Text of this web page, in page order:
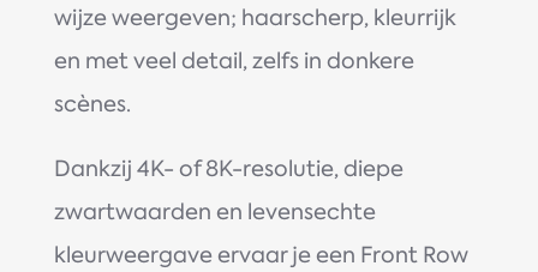
wijze weergeven; haarscherp, kleurrijk
en met veel detail, zelfs in donkere
scènes.
Dankzij 4K- of 8K-resolutie, diepe
zwartwaarden en levensechte
kleurweergave ervaar je een Front Row